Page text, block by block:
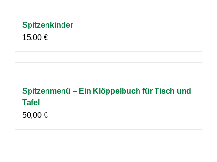
Spitzenkinder
15,00 €
Spitzenmenü – Ein Klöppelbuch für Tisch und
Tafel
50,00 €